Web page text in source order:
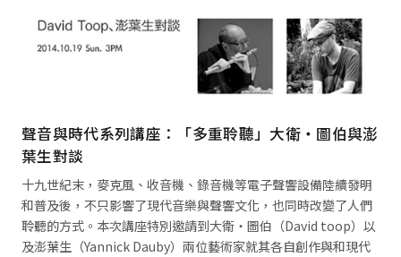
聲音與時代系列講座：「多重聆聽」大衛・圖伯與澎
葉生對談
十九世紀末，麥克風、收音機、錄音機等電子聲響設備陸續發明
和普及後，不只影響了現代音樂與聲響文化，也同時改變了人們
聆聽的方式。本次講座特別邀請到大衛・圖伯（David toop）以
及澎葉生（Yannick Dauby）兩位藝術家就其各自創作與和現代